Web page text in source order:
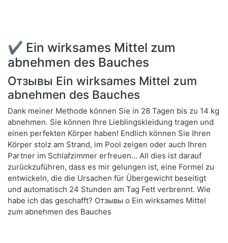
✔ Ein wirksames Mittel zum
abnehmen des Bauches
Отзывы Ein wirksames Mittel zum
abnehmen des Bauches
Dank meiner Methode können Sie in 28 Tagen bis zu 14 kg
abnehmen. Sie können Ihre Lieblingskleidung tragen und
einen perfekten Körper haben! Endlich können Sie Ihren
Körper stolz am Strand, im Pool zeigen oder auch Ihren
Partner im Schlafzimmer erfreuen… All dies ist darauf
zurückzuführen, dass es mir gelungen ist, eine Formel zu
entwickeln, die die Ursachen für Übergewicht beseitigt
und automatisch 24 Stunden am Tag Fett verbrennt. Wie
habe ich das geschafft? Отзывы о Ein wirksames Mittel
zum abnehmen des Bauches